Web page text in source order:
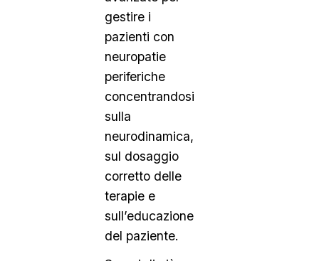
gestire i
pazienti con
neuropatie
periferiche
concentrandosi
sulla
neurodinamica,
sul dosaggio
corretto delle
terapie e
sull’educazione
del paziente.